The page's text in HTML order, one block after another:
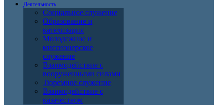
Деятельность
Социальное служение
Образование и
катехизация
Молодежное и
миссионерское
служение
Взаимодействие с
вооруженными силами
Тюремное служение
Взаимодействие с
казачеством